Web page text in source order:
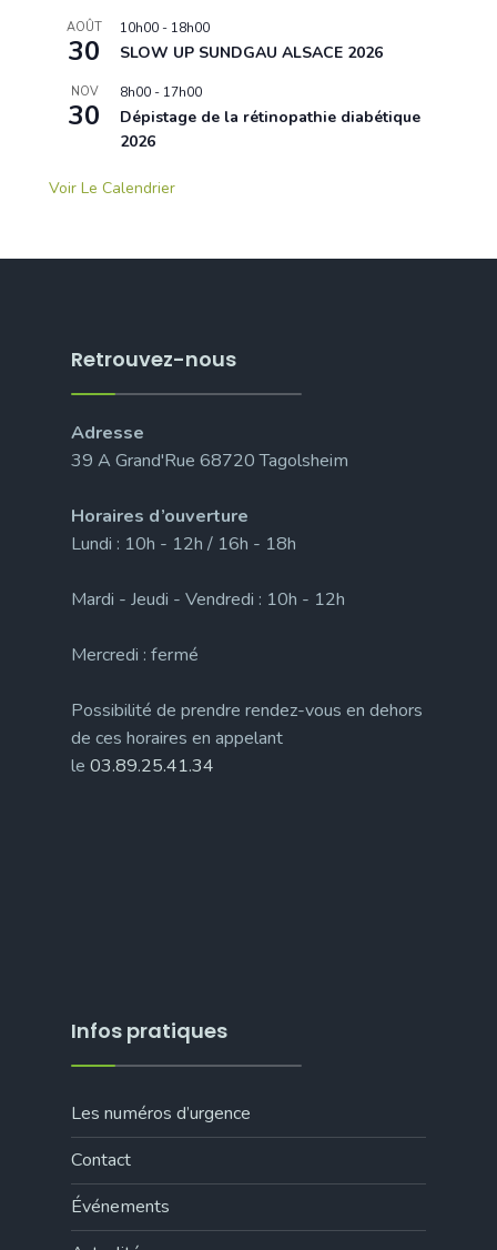
AOÛT
30
10h00 - 18h00
SLOW UP SUNDGAU ALSACE 2026
NOV
30
8h00 - 17h00
Dépistage de la rétinopathie diabétique
2026
Voir Le Calendrier
Retrouvez-nous
Adresse
39 A Grand'Rue 68720 Tagolsheim
Horaires d’ouverture
Lundi : 10h - 12h / 16h - 18h
Mardi - Jeudi - Vendredi : 10h - 12h
Mercredi : fermé
Possibilité de prendre rendez-vous en dehors
de ces horaires en appelant
le 03.89.25.41.34
Infos pratiques
Les numéros d’urgence
Contact
Événements